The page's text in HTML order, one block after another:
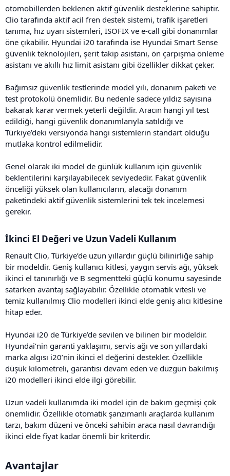
otomobillerden beklenen aktif güvenlik desteklerine sahiptir.
Clio tarafında aktif acil fren destek sistemi, trafik işaretleri
tanıma, hız uyarı sistemleri, ISOFIX ve e-call gibi donanımlar
öne çıkabilir. Hyundai i20 tarafında ise Hyundai Smart Sense
güvenlik teknolojileri, şerit takip asistanı, ön çarpışma önleme
asistanı ve akıllı hız limit asistanı gibi özellikler dikkat çeker.
Bağımsız güvenlik testlerinde model yılı, donanım paketi ve
test protokolü önemlidir. Bu nedenle sadece yıldız sayısına
bakarak karar vermek yeterli değildir. Aracın hangi yıl test
edildiği, hangi güvenlik donanımlarıyla satıldığı ve
Türkiye’deki versiyonda hangi sistemlerin standart olduğu
mutlaka kontrol edilmelidir.
Genel olarak iki model de günlük kullanım için güvenlik
beklentilerini karşılayabilecek seviyededir. Fakat güvenlik
önceliği yüksek olan kullanıcıların, alacağı donanım
paketindeki aktif güvenlik sistemlerini tek tek incelemesi
gerekir.
İkinci El Değeri ve Uzun Vadeli Kullanım​
Renault Clio, Türkiye’de uzun yıllardır güçlü bilinirliğe sahip
bir modeldir. Geniş kullanıcı kitlesi, yaygın servis ağı, yüksek
ikinci el tanınırlığı ve B segmentteki güçlü konumu sayesinde
satarken avantaj sağlayabilir. Özellikle otomatik vitesli ve
temiz kullanılmış Clio modelleri ikinci elde geniş alıcı kitlesine
hitap eder.
Hyundai i20 de Türkiye’de sevilen ve bilinen bir modeldir.
Hyundai’nin garanti yaklaşımı, servis ağı ve son yıllardaki
marka algısı i20’nin ikinci el değerini destekler. Özellikle
düşük kilometreli, garantisi devam eden ve düzgün bakılmış
i20 modelleri ikinci elde ilgi görebilir.
Uzun vadeli kullanımda iki model için de bakım geçmişi çok
önemlidir. Özellikle otomatik şanzımanlı araçlarda kullanım
tarzı, bakım düzeni ve önceki sahibin araca nasıl davrandığı
ikinci elde fiyat kadar önemli bir kriterdir.
Avantajlar​